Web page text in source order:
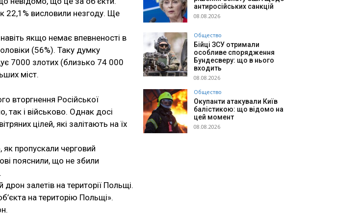
22,1% висловили незгоду. Ще
якщо немає впевненості в
(56%). Таку думку
7000 злотих (близько 74 000
міст.
вторгнення Російської
так і військово. Однак досі
цілей, які залітають на їх
як пропускали черговий
пояснили, що не збили
дрон залетів на території Польщі.
на територію Польщі».
антиросійських санкцій
08.08.2026
Общество
Бійці ЗСУ отримали
особливе спорядження
Бундесверу: що в нього
входить
08.08.2026
Общество
Окупанти атакували Київ
балістикою: що відомо на
цей момент
08.08.2026